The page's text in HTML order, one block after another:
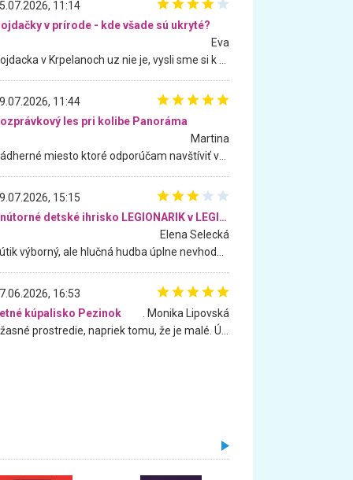
11:14
v prírode - kde všade sú ukryté?
Eva
11:44
les pri kolibe Panoráma
Martina
15:15
Vnútorné detské ihrisko LEGIONARIK v LEGIA Fitness
Elena Selecká
16:53
kúpalisko Pezinok
. Monika Lipovská